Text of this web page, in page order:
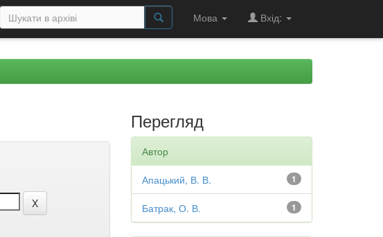
Мова Вхід:
Перегляд
Автор
1
Апацький, В. В.
1
Батрак, О. В.